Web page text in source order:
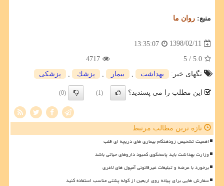
منبع: روان ما
1398/02/11
13:35:07
5.0
/ 5
4717
تگهای خبر:
بهداشت بیمار پزشك پزشكی
این مطلب را می پسندید؟ (1)
(0)
تازه ترین مطالب مرتبط
اهمیت تشخیص زودهنگام بیماری های دریچه ای قلب
وزارت بهداشت باید پاسخگوی کمبود داروهای حیاتی باشد
برخورد با عرضه و تبلیغات غیرقانونی آمپول های لاغری
سفارش هایی برای پیاده روی اربعین از کوله پشتی مناسب استفاده کنید